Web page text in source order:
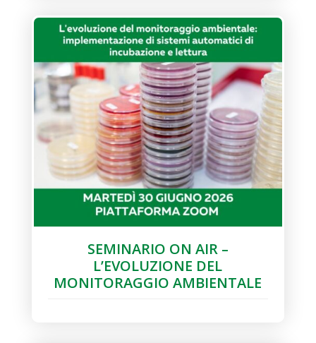
SEMINARIO ON AIR –
L’EVOLUZIONE DEL
MONITORAGGIO AMBIENTALE